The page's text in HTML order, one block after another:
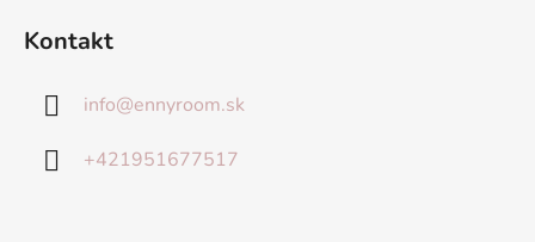
Kontakt
info@ennyroom.sk
+421951677517